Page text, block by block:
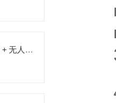
【节能学院】在线运维 + 无人值守，安科瑞智能防雷，破解防雷运维难题
■
■
3
4